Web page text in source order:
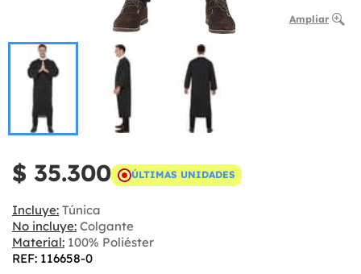
Ampliar
$ 35.300 ÚLTIMAS UNIDADES
Incluye: Túnica
No incluye: Colgante
Material: 100% Poliéster
REF: 116658-0